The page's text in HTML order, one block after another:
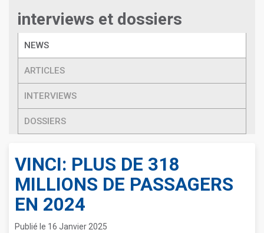
interviews et dossiers
NEWS
ARTICLES
INTERVIEWS
DOSSIERS
VINCI: PLUS DE 318
MILLIONS DE PASSAGERS
EN 2024
Publié le 16 Janvier 2025